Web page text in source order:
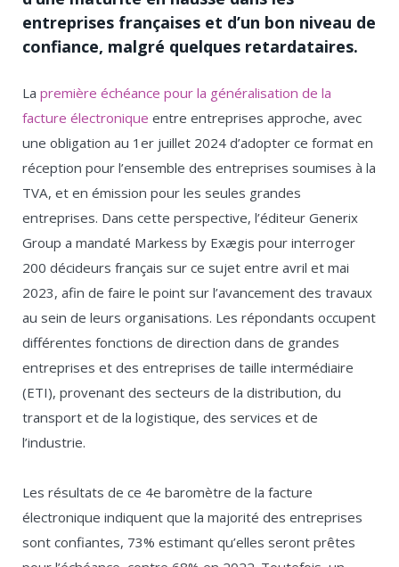
entreprises françaises et d’un bon niveau de
confiance, malgré quelques retardataires.
La première échéance pour la généralisation de la
facture électronique entre entreprises approche, avec
une obligation au 1er juillet 2024 d’adopter ce format en
réception pour l’ensemble des entreprises soumises à la
TVA, et en émission pour les seules grandes
entreprises. Dans cette perspective, l’éditeur Generix
Group a mandaté Markess by Exægis pour interroger
200 décideurs français sur ce sujet entre avril et mai
2023, afin de faire le point sur l’avancement des travaux
au sein de leurs organisations. Les répondants occupent
différentes fonctions de direction dans de grandes
entreprises et des entreprises de taille intermédiaire
(ETI), provenant des secteurs de la distribution, du
transport et de la logistique, des services et de
l’industrie.
Les résultats de ce 4e baromètre de la facture
électronique indiquent que la majorité des entreprises
sont confiantes, 73% estimant qu’elles seront prêtes